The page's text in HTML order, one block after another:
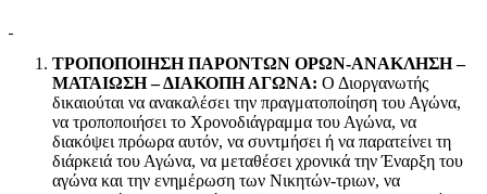
ΤΡΟΠΟΠΟΙΗΣΗ ΠΑΡΟΝΤΩΝ ΟΡΩΝ-ΑΝΑΚΛΗΣΗ –
ΜΑΤΑΙΩΣΗ – ΔΙΑΚΟΠΗ ΑΓΩΝΑ: Ο Διοργανωτής
δικαιούται να ανακαλέσει την πραγματοποίηση του Αγώνα,
να τροποποιήσει το Χρονοδιάγραμμα του Αγώνα, να
διακόψει πρόωρα αυτόν, να συντμήσει ή να παρατείνει τη
διάρκειά του Αγώνα, να μεταθέσει χρονικά την Έναρξη του
αγώνα και την ενημέρωση των Νικητών-τριων, να